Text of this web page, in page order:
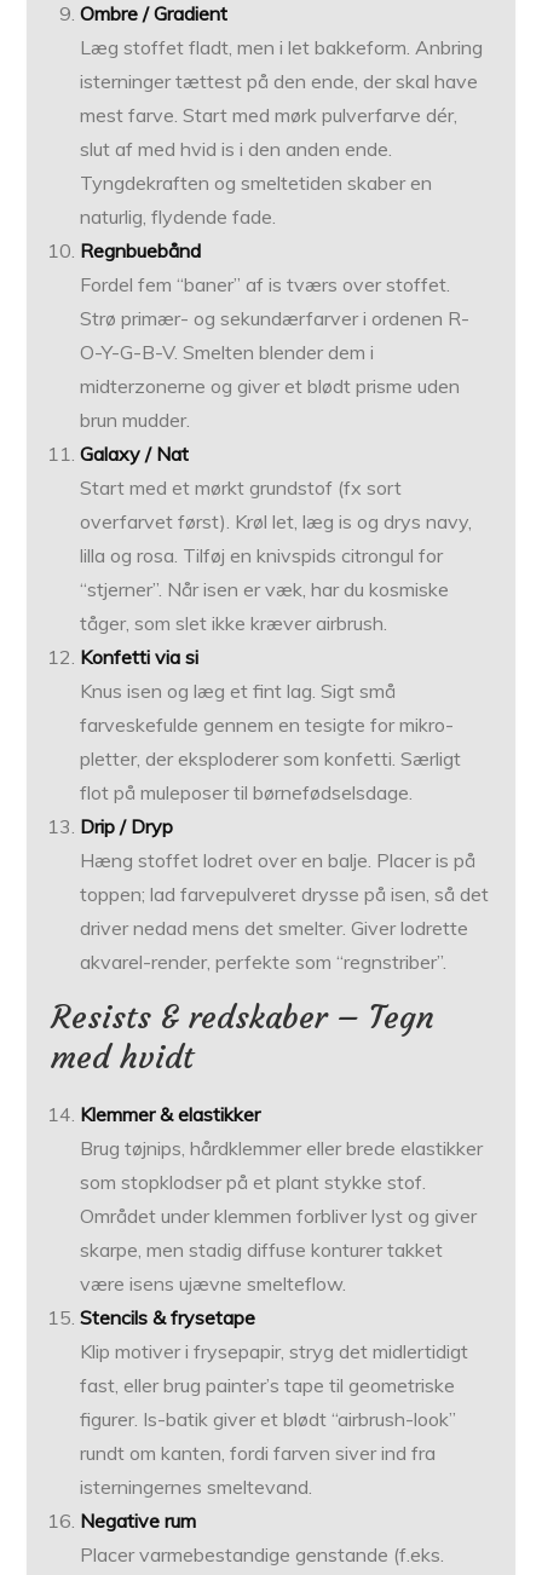
Ombre / Gradient
Læg stoffet fladt, men i let bakkeform. Anbring
isterninger tættest på den ende, der skal have
mest farve. Start med mørk pulverfarve dér,
slut af med hvid is i den anden ende.
Tyngdekraften og smeltetiden skaber en
naturlig, flydende fade.
Regnbuebånd
Fordel fem “baner” af is tværs over stoffet.
Strø primær- og sekundærfarver i ordenen R-
O-Y-G-B-V. Smelten blender dem i
midterzonerne og giver et blødt prisme uden
brun mudder.
Galaxy / Nat
Start med et mørkt grundstof (fx sort
overfarvet først). Krøl let, læg is og drys navy,
lilla og rosa. Tilføj en knivspids citrongul for
“stjerner”. Når isen er væk, har du kosmiske
tåger, som slet ikke kræver airbrush.
Konfetti via si
Knus isen og læg et fint lag. Sigt små
farveskefulde gennem en tesigte for mikro-
pletter, der eksploderer som konfetti. Særligt
flot på muleposer til børnefødselsdage.
Drip / Dryp
Hæng stoffet lodret over en balje. Placer is på
toppen; lad farvepulveret drysse på isen, så det
driver nedad mens det smelter. Giver lodrette
akvarel-render, perfekte som “regnstriber”.
Resists & redskaber – Tegn
med hvidt
Klemmer & elastikker
Brug tøjnips, hårdklemmer eller brede elastikker
som stopklodser på et plant stykke stof.
Området under klemmen forbliver lyst og giver
skarpe, men stadig diffuse konturer takket
være isens ujævne smelteflow.
Stencils & frysetape
Klip motiver i frysepapir, stryg det midlertidigt
fast, eller brug painter’s tape til geometriske
figurer. Is-batik giver et blødt “airbrush-look”
rundt om kanten, fordi farven siver ind fra
isterningernes smeltevand.
Negative rum
Placer varmebestandige genstande (f.eks.